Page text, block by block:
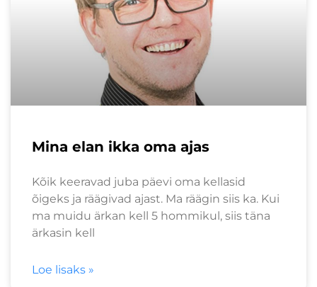
Mina elan ikka oma ajas
Kõik keeravad juba päevi oma kellasid
õigeks ja räägivad ajast. Ma räägin siis ka. Kui
ma muidu ärkan kell 5 hommikul, siis täna
ärkasin kell
Loe lisaks »